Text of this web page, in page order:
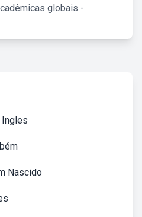
globais -
Ingles
Nascido